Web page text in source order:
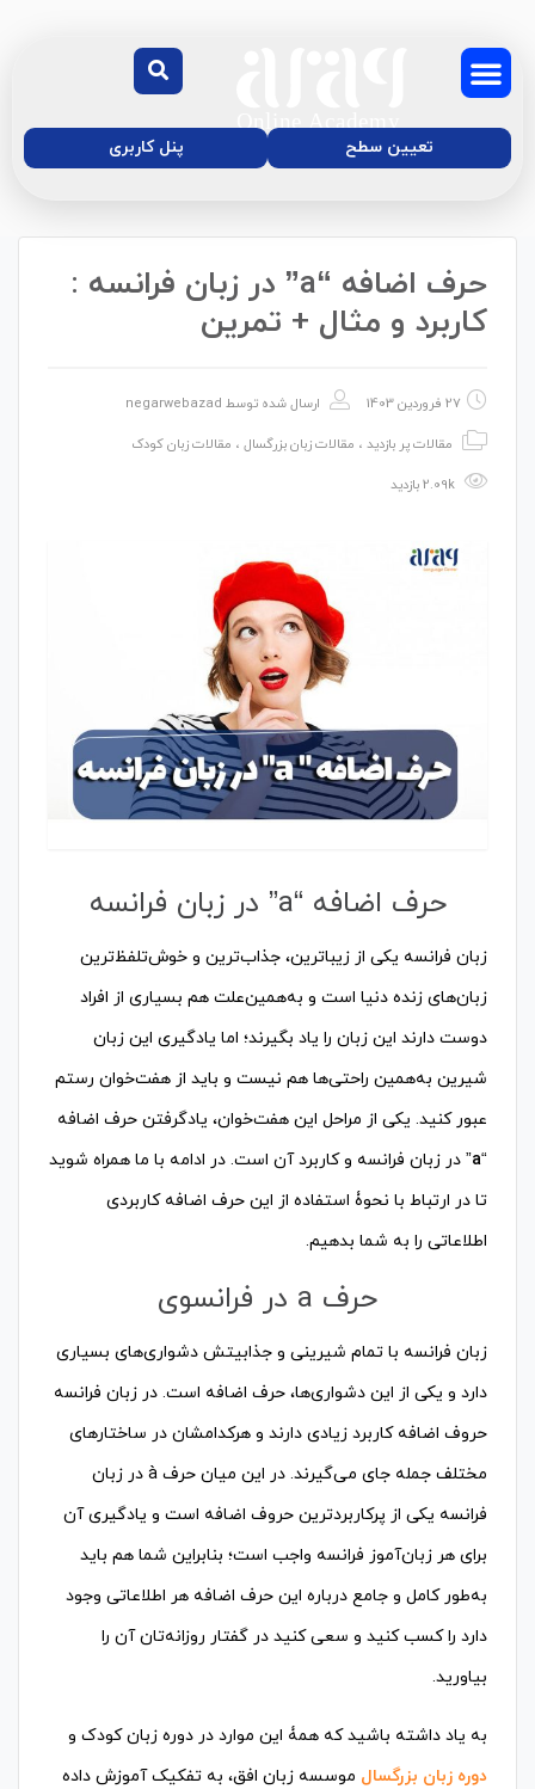
تعیین سطح پنل کاربری
حرف اضافه “a” در زبان فرانسه :
کاربرد و مثال + تمرین
27 فروردین 1403 ارسال شده توسط negarwebazad
مقالات پر بازدید ، مقالات زبان بزرگسال ، مقالات زبان کودک
حرف اضافه “a” در زبان فرانسه
زبان فرانسه یکی از زیباترین، جذاب‌ترین و خوش‌تلفظ‌ترین
زبان‌های زنده دنیا است و به‌همین‌علت هم بسیاری از افراد
دوست دارند این زبان را یاد بگیرند؛ اما یادگیری این زبان
شیرین به‌همین راحتی‌ها هم نیست و باید از هفت‌خوان رستم
عبور کنید. یکی از مراحل این هفت‌خوان، یادگرفتن حرف اضافه
“
a” در زبان فرانسه و کاربرد آن است. در ادامه با ما همراه شوید
تا در ارتباط با نحوۀ استفاده از این حرف اضافه کاربردی
اطلاعاتی را به شما بدهیم.
حرف a در فرانسوی
زبان فرانسه با تمام شیرینی و جذابیتش دشواری‌های بسیاری
دارد و یکی از این دشواری‌ها، حرف اضافه است. در زبان فرانسه
حروف اضافه کاربرد زیادی دارند و هرکدامشان در ساختارهای
مختلف جمله جای می‌گیرند. در این میان حرف à در زبان
فرانسه یکی از پرکاربردترین حروف اضافه است و یادگیری آن
برای هر زبان‌آموز فرانسه واجب است؛ بنابراین شما هم باید
به‌طور کامل و جامع درباره این حرف اضافه هر اطلاعاتی وجود
دارد را کسب کنید و سعی کنید در گفتار روزانه‌تان آن‌ را
بیاورید.
به یاد داشته باشید که همۀ این موارد در دوره زبان کودک و
دوره زبان بزرگسال موسسه زبان افق، به تفکیک آموزش داده